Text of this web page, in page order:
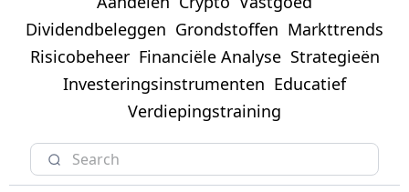
Dividendbeleggen Grondstoffen Markttrends
Risicobeheer Financiële Analyse Strategieën
Investeringsinstrumenten Educatief
Verdiepingstraining